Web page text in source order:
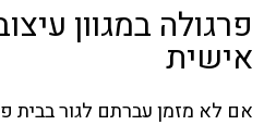
פרגולה במגוון
אישית
אם לא מזמן עברתם לגור בבית